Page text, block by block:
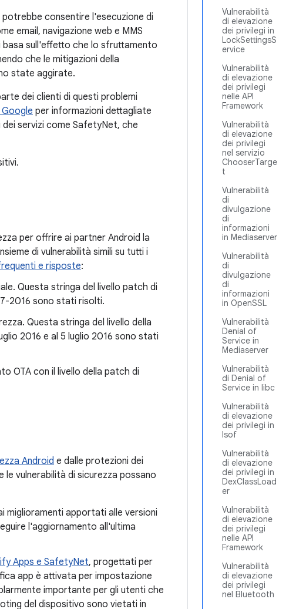
Vulnerabilità
di elevazione
dei privilegi in
LockSettingsS
ervice
Vulnerabilità
di elevazione
dei privilegi
nelle API
Framework
Vulnerabilità
di elevazione
dei privilegi
nel servizio
ChooserTarge
t
Vulnerabilità
di
divulgazione
di
informazioni
in Mediaserver
Vulnerabilità
di
divulgazione
di
informazioni
in OpenSSL
Vulnerabilità
Denial of
Service in
Mediaserver
Vulnerabilità
di Denial of
Service in libc
Vulnerabilità
di elevazione
dei privilegi in
lsof
Vulnerabilità
di elevazione
dei privilegi in
DexClassLoad
er
Vulnerabilità
di elevazione
dei privilegi
nelle API
Framework
Vulnerabilità
di elevazione
dei privilegi
nel Bluetooth
consentire l'esecuzione di
email, navigazione web e MMS
basa sull'effetto che lo sfruttamento
che le mitigazioni della
state aggirate.
dei clienti di questi problemi
per informazioni dettagliate
dei servizi come SafetyNet, che
per offrire ai partner Android la
di vulnerabilità simili su tutti i
e risposte:
Questa stringa del livello patch di
2016 sono stati risolti.
Questa stringa del livello della
2016 e al 5 luglio 2016 sono stati
OTA con il livello della patch di
Android e dalle protezioni dei
vulnerabilità di sicurezza possano
miglioramenti apportati alle versioni
l'aggiornamento all'ultima
Apps e SafetyNet, progettati per
app è attivata per impostazione
importante per gli utenti che
del dispositivo sono vietati in